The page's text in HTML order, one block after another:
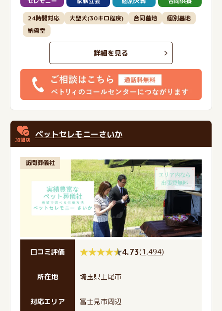
24時間対応 大型犬(30キロ程度) 合同墓地
個別墓地
納骨堂
詳細を見る
ペットセレモニーさいか
訪問葬儀社
口コミ評価 4.73(1,494)
所在地 埼玉県上尾市
対応エリア 富士見市周辺